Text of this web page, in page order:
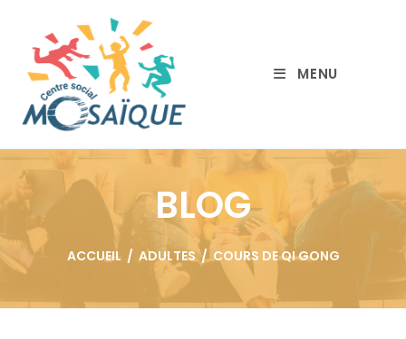
MENU
BLOG
ACCUEIL / ADULTES / COURS DE QI GONG